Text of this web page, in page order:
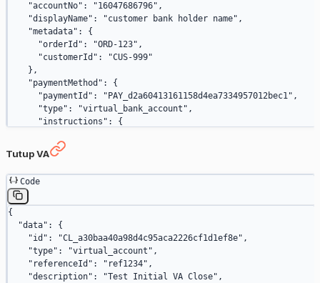
    "accountNo"
: "16047686796" ,
    "displayName"
: "customer bank holder name" ,
    "metadata"
: {
      "orderId"
: "ORD-123" ,
      "customerId"
:
"CUS-999"
    },
    "paymentMethod"
: {
      "paymentId"
: "PAY_d2a60413161158d4ea7334957012bec1" ,
      "type"
: "virtual_bank_account" ,
      "instructions"
: {
        "accountNo"
        "displayName"
      }
    },
    "attributes"
      "referenceId"
      "amount"
      "feeAmount"
: "155",
      "status"
: "completed",
      "createdAt"
: "2026-06-30T16:11:06.000+07:00"
      "paymentMethod"
: {
Tutup VA
Code
{
  "data"
: {
    "id"
: "CL_a30baa40a98d4c95aca2226cf1d1ef8e" ,
    "type"
: "virtual_account" ,
    "referenceId"
: "ref1234" ,
    "description"
: "Test Initial VA Close" ,